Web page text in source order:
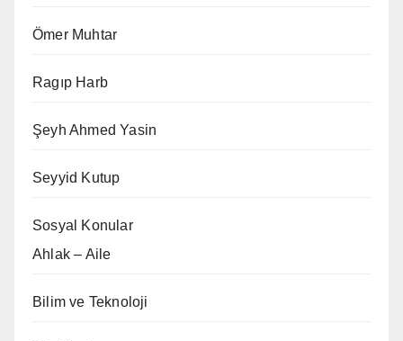
Ömer Muhtar
Ragıp Harb
Şeyh Ahmed Yasin
Seyyid Kutup
Sosyal Konular
Ahlak – Aile
Bilim ve Teknoloji